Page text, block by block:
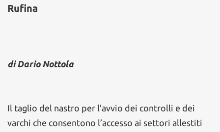
Rufina
di Dario Nottola
Il taglio del nastro per l’avvio dei controlli e dei
varchi che consentono l’accesso ai settori allestiti